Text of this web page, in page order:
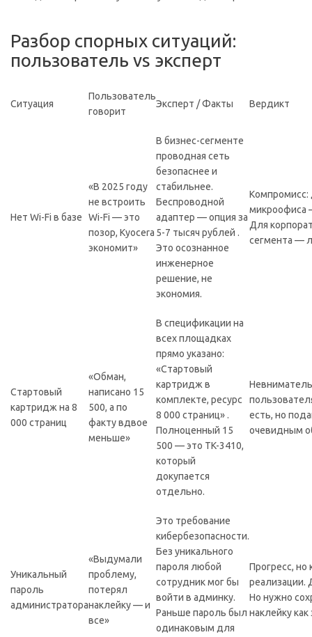
Разбор спорных ситуаций:
пользователь vs эксперт
Ситуация
Пользователь
говорит
Эксперт / Факты Вердикт
Нет Wi-Fi в базе
«В 2025 году
не встроить
Wi-Fi — это
позор, Kyocera
экономит»
В бизнес-сегменте
проводная сеть
безопаснее и
стабильнее.
Беспроводной
адаптер — опция за
5-7 тысяч рублей .
Это осознанное
инженерное
решение, не
экономия.
микроофиса
Для
сегмента —
Стартовый
картридж на 8
000 страниц
«Обман,
написано 15
500, а по
факту вдвое
меньше»
В спецификации на
всех площадках
прямо указано:
«Стартовый
картридж в
комплекте, ресурс
8 000 страниц» .
Полноценный 15
500 — это TK-3410,
который
докупается
отдельно.
есть, но
очевидным
Уникальный
пароль
администратора
«Выдумали
проблему,
потерял
наклейку — и
все»
Это требование
кибербезопасности.
Без уникального
пароля любой
сотрудник мог бы
войти в админку.
Раньше пароль был
одинаковым для
Прогресс, но
реализации.
Но нужно
наклейку как